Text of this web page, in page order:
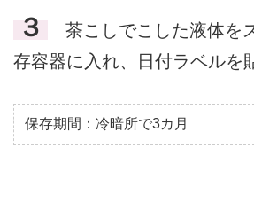
３
茶こしでこした液体を
存容器に入れ、日付ラベルを
保存期間：冷暗所で3カ月